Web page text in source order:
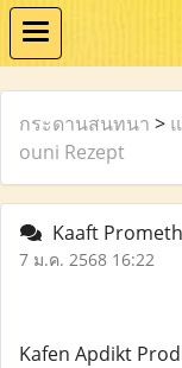
กระดานสนทนา >
ouni Rezept
Kaaft
7 ม.ค. 2568 16:22
Kafen Apdikt